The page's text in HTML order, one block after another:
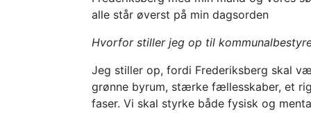
alle står øverst på min dagsorden
Hvorfor stiller jeg op til
Jeg stiller op, fordi Frederiksberg skal
grønne byrum, stærke fællesskaber, et
faser. Vi skal styrke både fysisk og